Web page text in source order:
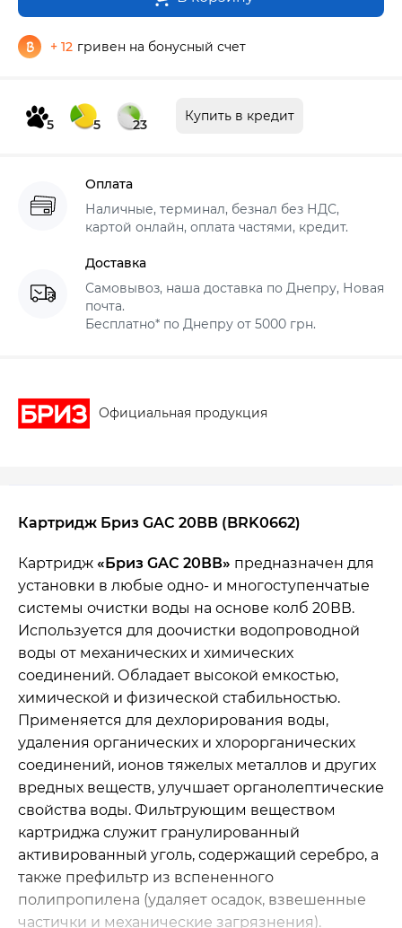
+ 12 гривен на бонусный счет
5 5 23
Купить в кредит
Оплата
Наличные, терминал, безнал без НДС,
картой онлайн, оплата частями, кредит.
Доставка
Самовывоз, наша доставка по Днепру, Новая
почта.
Бесплатно* по Днепру от 5000 грн.
Официальная продукция
Картридж Бриз GAC 20ВВ (BRK0662)
Картридж «Бриз GAC 20ВВ» предназначен для
установки в любые одно- и многоступенчатые
системы очистки воды на основе колб 20ВВ.
Используется для доочистки водопроводной
воды от механических и химических
соединений. Обладает высокой емкостью,
химической и физической стабильностью.
Применяется для дехлорирования воды,
удаления органических и хлорорганических
соединений, ионов тяжелых металлов и других
вредных веществ, улучшает органолептические
свойства воды. Фильтрующим веществом
картриджа служит гранулированный
активированный уголь, содержащий серебро, а
также префильтр из вспененного
полипропилена (удаляет осадок, взвешенные
частички и механические загрязнения).